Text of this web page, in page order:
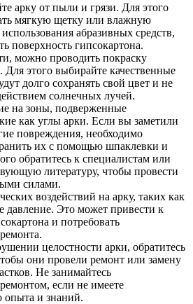
арку от пыли и грязи. Для этого
мягкую щетку или влажную
абразивных средств,
поверхность гипсокартона.
можно проводить покраску
Для этого выбирайте качественные
долго сохранять свой цвет и не
солнечных лучей.
на зоны, подверженные
как углы арки. Если вы заметили
повреждения, необходимо
их с помощью шпаклевки и
обратитесь к специалистам или
литературу, чтобы провести
силами.
воздействий на арку, таких как
давление. Это может привести к
и потребовать
целостности арки, обратитесь
они провели ремонт или замену
Не занимайтесь
если не имеете
опыта и знаний.